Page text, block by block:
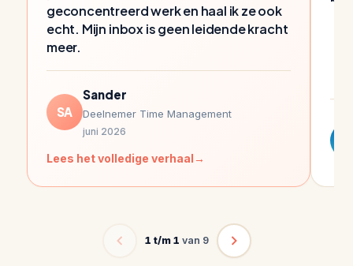
geconcentreerd werk en haal ik ze ook
echt. Mijn inbox is geen leidende kracht
meer.
SA
Sander
Deelnemer Time Management
juni 2026
Lees het volledige verhaal
1 t/m 1 van 9